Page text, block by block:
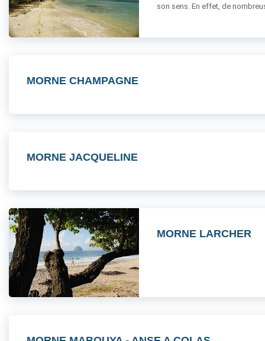
son sens. En effet, de
MORNE CHAMPAGNE
MORNE JACQUELINE
MORNE LARCHER